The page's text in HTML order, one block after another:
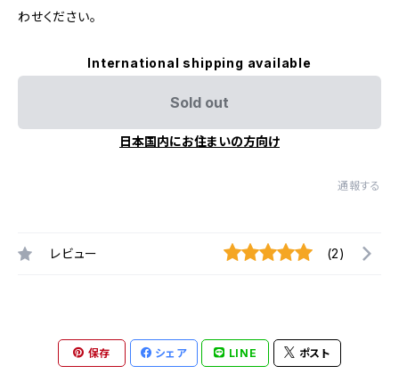
わせください。
International shipping available
Sold out
日本国内にお住まいの方向け
通報する
レビュー (2)
保存 シェア LINE ポスト